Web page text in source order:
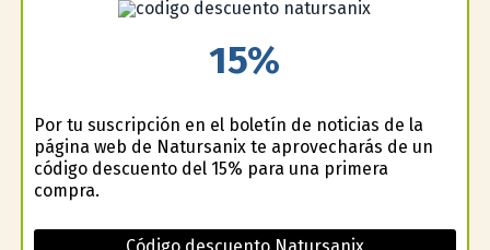
15%
Por tu suscripción en el boletín de noticias de la
página web de Natursanix te aprovecharás de un
código descuento del 15% para una primera
compra.